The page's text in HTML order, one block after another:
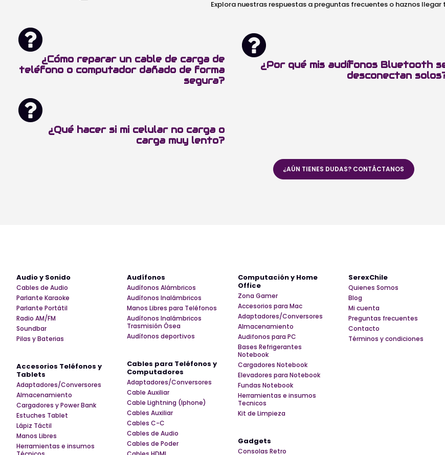
Explora nuestras respuestas a preguntas frecuentes o haznos llegar
¿Cómo reparar un cable de carga de
teléfono o computador dañado de forma
segura?
¿Por qué mis audífonos Bluetooth
desconectan
¿Qué hacer si mi celular no carga o
carga muy lento?
¿AÚN TIENES DUDAS? CONTÁCTANOS
Audio y Sonido
Cables de Audio
Parlante Karaoke
Parlante Portátil
Radio AM/FM
Soundbar
Pilas y Baterias
Accesorios Teléfonos y
Tablets
Adaptadores/Conversores
Almacenamiento
Cargadores y Power Bank
Estuches Tablet
Lápiz Táctil
Manos Libres
Herramientas e insumos
Audífonos
Audífonos Alámbricos
Audífonos Inalámbricos
Manos Libres para Teléfonos
Audífonos Inalámbricos
Trasmisión Ósea
Audífonos deportivos
Cables para Teléfonos y
Computadores
Adaptadores/Conversores
Cable Auxiliar
Cable Lightning (Iphone)
Cables Auxiliar
Cables C-C
Cables de Audio
Cables de Poder
Computación y Home
Office
Zona Gamer
Accesorios para Mac
Adaptadores/Conversores
Almacenamiento
Audifonos para PC
Bases Refrigerantes
Notebook
Cargadores Notebook
Elevadores para Notebook
Fundas Notebook
Herramientas e insumos
Tecnicos
Kit de Limpieza
Gadgets
Consolas Retro
SerexChile
Quienes Somos
Blog
Mi cuenta
Preguntas frecuentes
Contacto
Términos y condiciones